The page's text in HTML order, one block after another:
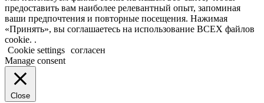
предоставить вам наиболее релевантный опыт, запоминая
ваши предпочтения и повторные посещения. Нажимая
«Принять», вы соглашаетесь на использование ВСЕХ файлов
cookie. .
Cookie settings согласен
Manage consent
Close